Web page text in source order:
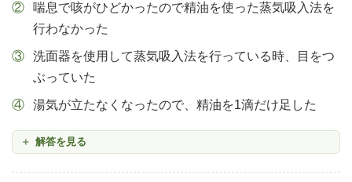
喘息で咳がひどかったので精油を使った蒸気吸入法を
行わなかった
洗面器を使用して蒸気吸入法を行っている時、目をつ
ぶっていた
湯気が立たなくなったので、精油を1滴だけ足した
解答を見る